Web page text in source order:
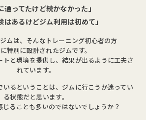
通ってたけど続かなかった」
はあるけどジム利用は初めて」
ムは、そんなトレーニング初心者の方
特別に設計されたジムです。
トと環境を提供し、結果が出るように工夫さ
れています。
いるということは、ジムに行こうか迷ってい
る状態だと思います。
じることも多いのではないでしょうか？